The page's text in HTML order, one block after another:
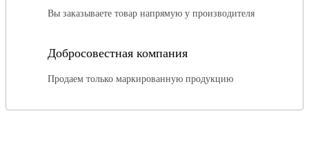
Вы заказываете товар напрямую у производителя
Добросовестная компания
Продаем только маркированную продукцию